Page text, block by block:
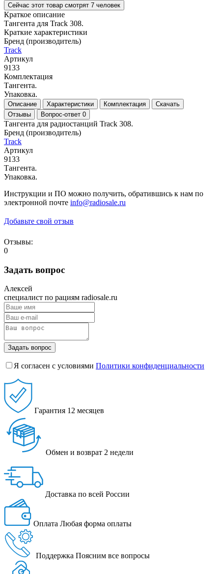
Сейчас этот товар смотрят 7 человек
Краткое описание
Тангента для Track 308.
Краткие характеристики
Бренд (производитель)
Track
Артикул
9133
Комплектация
Тангента.
Упаковка.
Описание Характеристики Комплектация
Скачать
Отзывы
Вопрос-ответ 0
Тангента для радиостанций Track 308.
Бренд (производитель)
Track
Артикул
9133
Тангента.
Упаковка.
Инструкции и ПО можно получить, обратившись к нам по
электронной почте info@radiosale.ru
Добавьте свой отзыв
Отзывы:
0
Задать вопрос
Алексей
специалист по рациям radiosale.ru
Задать вопрос
Я согласен с условиями Политики конфиденциальности
Гарантия 12 месяцев
Обмен и возврат 2 недели
Доставка по всей России
Оплата Любая форма оплаты
Поддержка Поясним все вопросы